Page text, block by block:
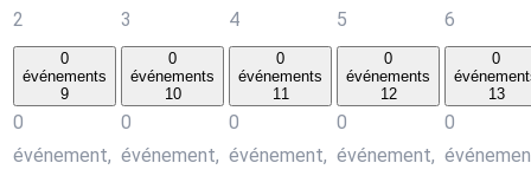
2
3
4
5
6
0
événements
9
0
événement,
0
événements
10
0
événement,
0
événements
11
0
événement,
0
événements
12
0
événement,
0
13
0